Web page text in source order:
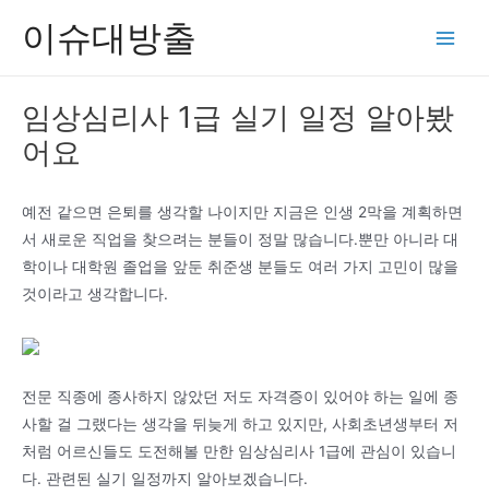
이슈대방출
임상심리사 1급 실기 일정 알아봤
어요
예전 같으면 은퇴를 생각할 나이지만 지금은 인생 2막을 계획하면
서 새로운 직업을 찾으려는 분들이 정말 많습니다.뿐만 아니라 대
학이나 대학원 졸업을 앞둔 취준생 분들도 여러 가지 고민이 많을
것이라고 생각합니다.
전문 직종에 종사하지 않았던 저도 자격증이 있어야 하는 일에 종
사할 걸 그랬다는 생각을 뒤늦게 하고 있지만, 사회초년생부터 저
처럼 어르신들도 도전해볼 만한 임상심리사 1급에 관심이 있습니
다. 관련된 실기 일정까지 알아보겠습니다.